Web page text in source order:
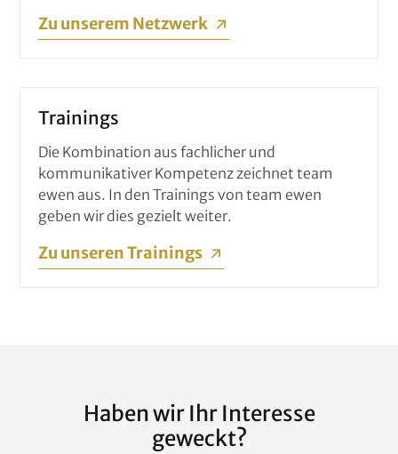
Zu unserem Netzwerk
Trainings
Die Kombination aus fachlicher und
kommunikativer Kompetenz zeichnet team
ewen aus. In den Trainings von team ewen
geben wir dies gezielt weiter.
Zu unseren Trainings
Haben wir Ihr Interesse
geweckt?